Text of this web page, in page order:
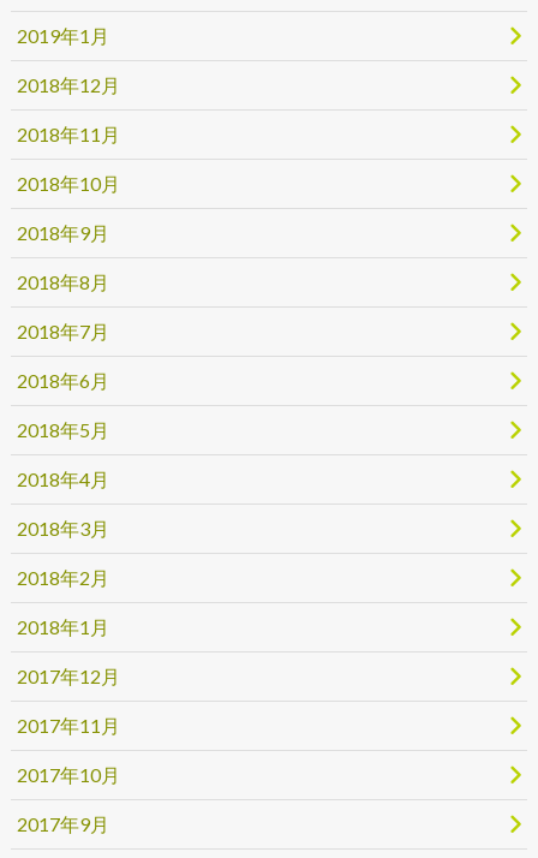
2019年1月
2018年12月
2018年11月
2018年10月
2018年9月
2018年8月
2018年7月
2018年6月
2018年5月
2018年4月
2018年3月
2018年2月
2018年1月
2017年12月
2017年11月
2017年10月
2017年9月